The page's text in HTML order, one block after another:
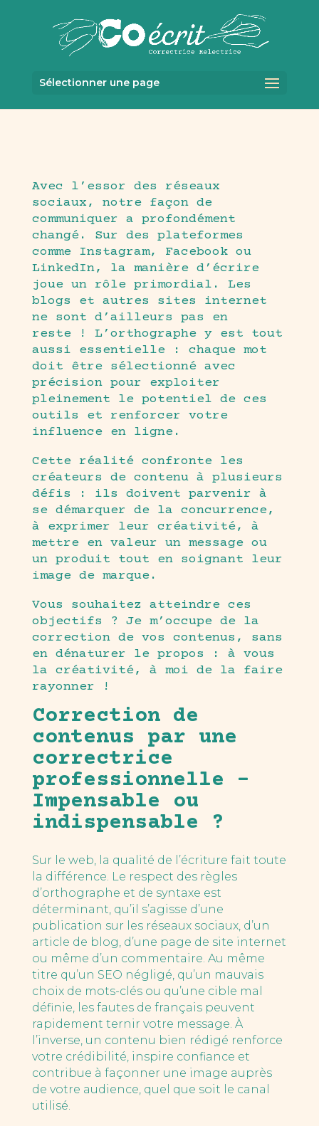
Sélectionner une page
Avec l’essor des réseaux
sociaux, notre façon de
communiquer a profondément
changé. Sur des plateformes
comme Instagram, Facebook ou
LinkedIn, la manière d’écrire
joue un rôle primordial. Les
blogs et autres sites internet
ne sont d’ailleurs pas en
reste ! L’orthographe y est tout
aussi essentielle : chaque mot
doit être sélectionné avec
précision pour exploiter
pleinement le potentiel de ces
outils et renforcer votre
influence en ligne.
Cette réalité confronte les
créateurs de contenu à plusieurs
défis : ils doivent parvenir à
se démarquer de la concurrence,
à exprimer leur créativité, à
mettre en valeur un message ou
un produit tout en soignant leur
image de marque.
Vous souhaitez atteindre ces
objectifs ? Je m’occupe de la
correction de vos contenus, sans
en dénaturer le propos : à vous
la créativité, à moi de la faire
rayonner !
Correction de
contenus par une
correctrice
professionnelle –
Impensable ou
indispensable ?
Sur le web, la qualité de l’écriture fait toute
la différence. Le respect des règles
d’orthographe et de syntaxe est
déterminant, qu’il s’agisse d’une
publication sur les réseaux sociaux, d’un
article de blog, d’une page de site internet
ou même d’un commentaire. Au même
titre qu’un SEO négligé, qu’un mauvais
choix de mots-clés ou qu’une cible mal
définie, les fautes de français peuvent
rapidement ternir votre message. À
l’inverse, un contenu bien rédigé renforce
votre crédibilité, inspire confiance et
contribue à façonner une image auprès
de votre audience, quel que soit le canal
utilisé.